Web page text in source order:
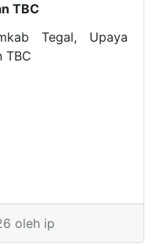
TBC
Tegal, Upaya
TBC
oleh ip